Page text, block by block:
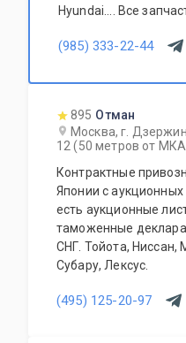
Hyundai.... Все запчасти привозятся только из
(985) 333-22-44
895 Отман
Москва, г.
12 (50 метров от
Контрактные
Японии с
есть аукционные
таможенные
СНГ. Тойота,
Субару, Лексус.
(495) 125-20-97